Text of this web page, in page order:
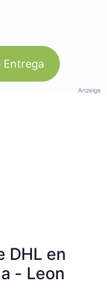
Entrega
Anzeige
DHL en
- Leon